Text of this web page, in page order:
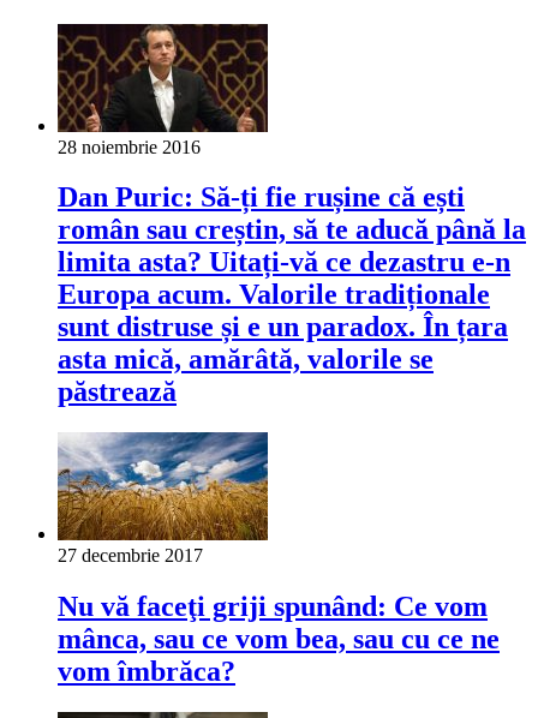
28 noiembrie 2016
Dan Puric: Să-ți fie rușine că ești
român sau creștin, să te aducă până la
limita asta? Uitați-vă ce dezastru e-n
Europa acum. Valorile tradiționale
sunt distruse și e un paradox. În țara
asta mică, amărâtă, valorile se
păstrează
27 decembrie 2017
Nu vă faceţi griji spunând: Ce vom
mânca, sau ce vom bea, sau cu ce ne
vom îmbrăca?